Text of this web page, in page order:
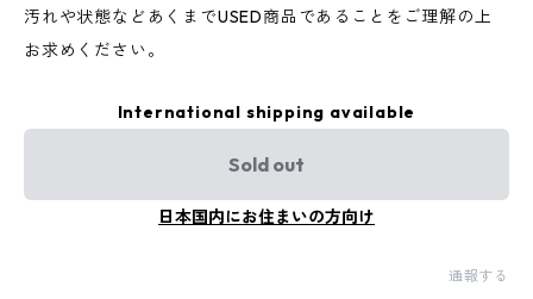
汚れや状態などあくまでUSED商品であることをご理解の上
お求めください。
International shipping available
Sold out
日本国内にお住まいの方向け
通報する